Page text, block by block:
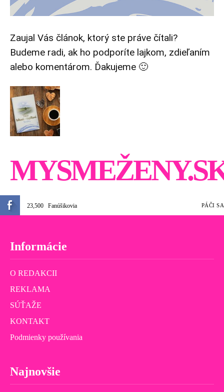
Zaujal Vás článok, ktorý ste práve čítali?
Budeme radi, ak ho podporíte lajkom, zdieľaním
alebo komentárom. Ďakujeme 🙂
23,500 Fanúšikovia PÁČI SA
Informácie
O REDAKCII
REKLAMA
SÚŤAŽE
KONTAKT
Podmienky používania
Najnovšie